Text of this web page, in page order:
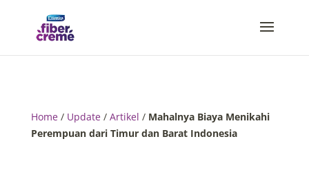
Home/ Update/ Artikel / Mahalnya Biaya Menikahi
Perempuan dari Timur dan Barat Indonesia